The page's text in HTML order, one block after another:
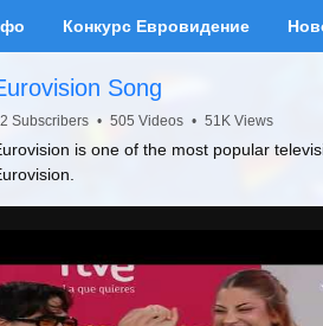
Конкурс Евровидение
Song
Subscribers • 505 Videos • 51K Views
is one of the most popular